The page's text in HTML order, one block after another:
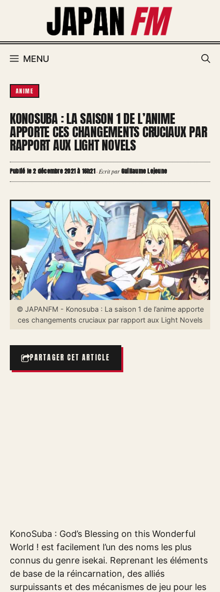
MENU
ANIME
KONOSUBA : LA SAISON 1 DE L’ANIME
APPORTE CES CHANGEMENTS CRUCIAUX PAR
RAPPORT AUX LIGHT NOVELS
Publié le 2 décembre 2021 à 16h21·Écrit parGuillaume Lejeune
© JAPANFM - Konosuba : La saison 1 de l’anime apporte
ces changements cruciaux par rapport aux Light Novels
PARTAGER CET ARTICLE
KonoSuba : God’s Blessing on this Wonderful
World ! est facilement l’un des noms les plus
connus du genre isekai. Reprenant les éléments
de base de la réincarnation, des alliés
surpuissants et des mécanismes de jeu pour les